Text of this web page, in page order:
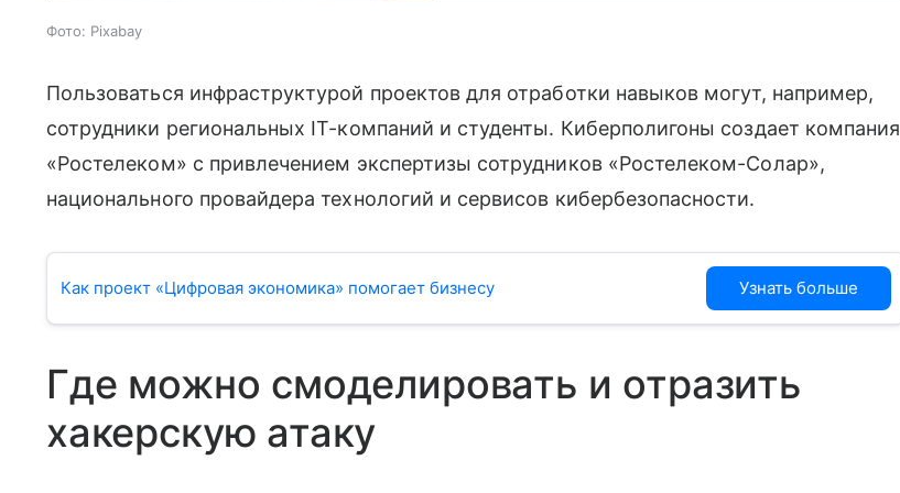
Фото: Pixabay
Пользоваться инфраструктурой проектов для отработки навыков могут, например,
сотрудники региональных IT-компаний и студенты. Киберполигоны создает компания
«Ростелеком» с привлечением экспертизы сотрудников «Ростелеком-Солар»,
национального провайдера технологий и сервисов кибербезопасности.
Как проект «Цифровая экономика» помогает бизнесу Узнать больше
Где можно смоделировать и отразить
хакерскую атаку